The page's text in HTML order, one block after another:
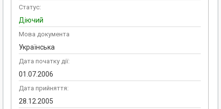
Статус:
Діючий
Мова документа
Українська
Дата початку дії:
01.07.2006
Дата прийняття:
28.12.2005